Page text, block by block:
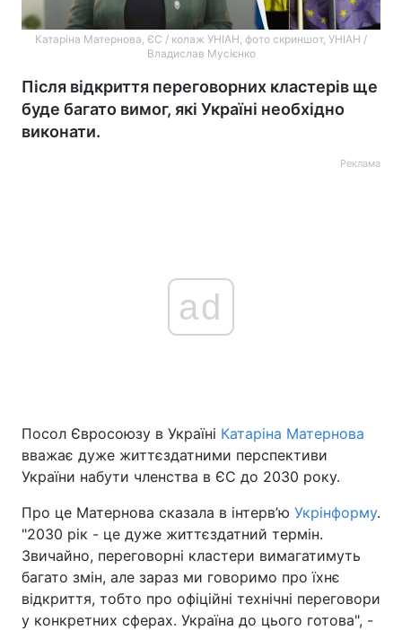
Україна Політика
Спорт Наука
Техно і зв'язок Лайт
Зброя Інциденти
Катаріна Матернова, ЄС / колаж УНІАН, фото скриншот, УНІАН /
Владислав Мусієнко
Після відкриття переговорних кластерів ще
буде багато вимог, які Україні необхідно
виконати.
Реклама
ad
Посол Євросоюзу в Україні Катаріна Матернова
вважає дуже життєздатними перспективи
України набути членства в ЄС до 2030 року.
Про це Матернова сказала в інтерв’ю Укрінформу.
"2030 рік - це дуже життєздатний термін.
Звичайно, переговорні кластери вимагатимуть
багато змін, але зараз ми говоримо про їхнє
відкриття, тобто про офіційні технічні переговори
у конкретних сферах. Україна до цього готова", -